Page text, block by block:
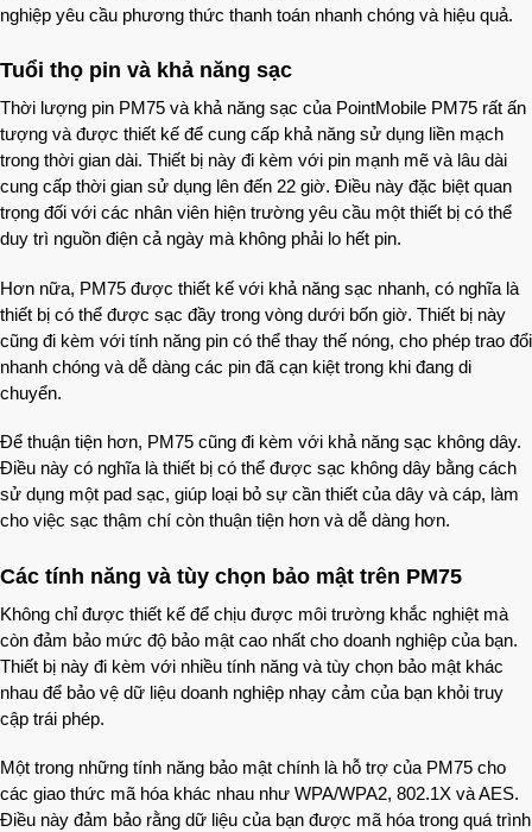
nghiệp yêu cầu phương thức thanh toán nhanh chóng và hiệu quả.
Tuổi thọ pin và khả năng sạc
Thời lượng pin PM75 và khả năng sạc của PointMobile PM75 rất ấn
tượng và được thiết kế để cung cấp khả năng sử dụng liền mạch
trong thời gian dài. Thiết bị này đi kèm với pin mạnh mẽ và lâu dài
cung cấp thời gian sử dụng lên đến 22 giờ. Điều này đặc biệt quan
trọng đối với các nhân viên hiện trường yêu cầu một thiết bị có thể
duy trì nguồn điện cả ngày mà không phải lo hết pin.
Hơn nữa, PM75 được thiết kế với khả năng sạc nhanh, có nghĩa là
thiết bị có thể được sạc đầy trong vòng dưới bốn giờ. Thiết bị này
cũng đi kèm với tính năng pin có thể thay thế nóng, cho phép trao đổi
nhanh chóng và dễ dàng các pin đã cạn kiệt trong khi đang di
chuyển.
Để thuận tiện hơn, PM75 cũng đi kèm với khả năng sạc không dây.
Điều này có nghĩa là thiết bị có thể được sạc không dây bằng cách
sử dụng một pad sạc, giúp loại bỏ sự cần thiết của dây và cáp, làm
cho việc sạc thậm chí còn thuận tiện hơn và dễ dàng hơn.
Các tính năng và tùy chọn bảo mật trên PM75
Không chỉ được thiết kế để chịu được môi trường khắc nghiệt mà
còn đảm bảo mức độ bảo mật cao nhất cho doanh nghiệp của bạn.
Thiết bị này đi kèm với nhiều tính năng và tùy chọn bảo mật khác
nhau để bảo vệ dữ liệu doanh nghiệp nhạy cảm của bạn khỏi truy
cập trái phép.
Một trong những tính năng bảo mật chính là hỗ trợ của PM75 cho
các giao thức mã hóa khác nhau như WPA/WPA2, 802.1X và AES.
Điều này đảm bảo rằng dữ liệu của bạn được mã hóa trong quá trình